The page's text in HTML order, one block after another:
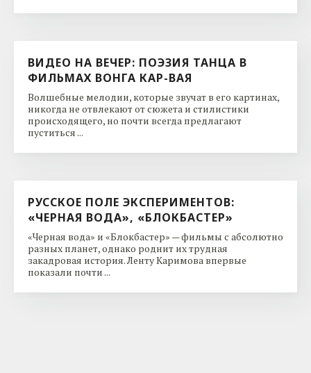
ВИДЕО НА ВЕЧЕР: ПОЭЗИЯ ТАНЦА В
ФИЛЬМАХ ВОНГА КАР-ВАЯ
Волшебные мелодии, которые звучат в его картинах,
никогда не отвлекают от сюжета и стилистики
происходящего, но почти всегда предлагают
пуститься ...
РУССКОЕ ПОЛЕ ЭКСПЕРИМЕНТОВ:
«ЧЕРНАЯ ВОДА», «БЛОКБАСТЕР»
«Черная вода» и «Блокбастер» — фильмы с абсолютно
разных планет, однако роднит их трудная
закадровая история. Ленту Каримова впервые
показали почти ...